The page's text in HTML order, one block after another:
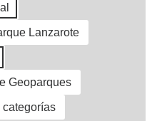
Lanzarote
Geoparques
categorías